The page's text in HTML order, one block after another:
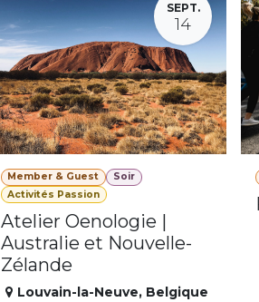
SEPT.
14
Member & Guest
Soir
Activités Passion
Atelier Oenologie |
Australie et Nouvelle-
Zélande
Louvain-la-Neuve, Belgique